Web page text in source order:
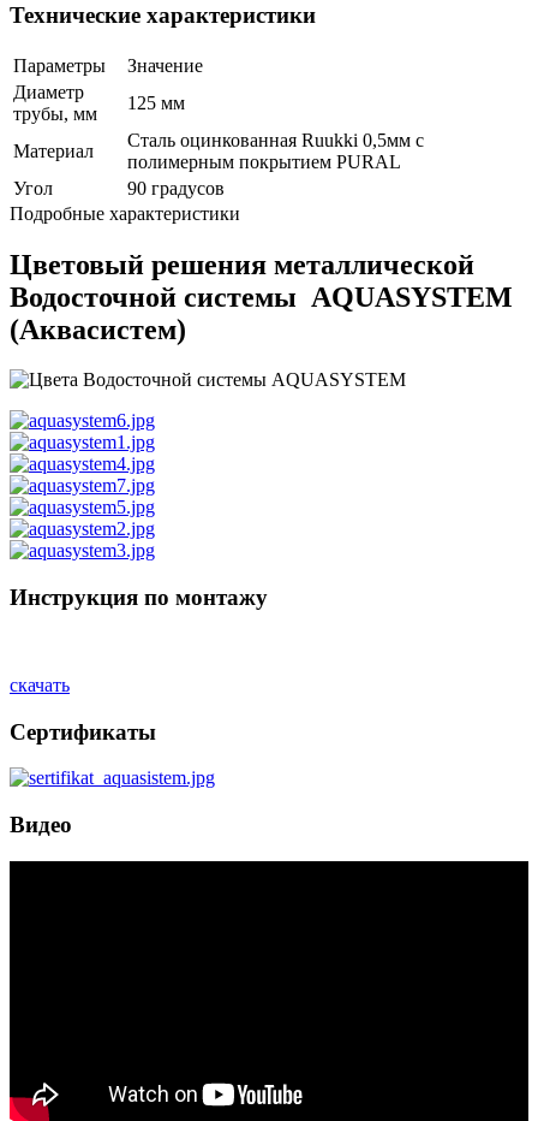
Технические характеристики
Параметры
Значение
Диаметр
трубы, мм
125 мм
Материал
Сталь оцинкованная Ruukki 0,5мм с
полимерным покрытием PURAL
Угол
90 градусов
Подробные характеристики
Цветовый решения металлической
Водосточной системы AQUASYSTEM
(Аквасистем)
Инструкция по монтажу
скачать
Сертификаты
Видео